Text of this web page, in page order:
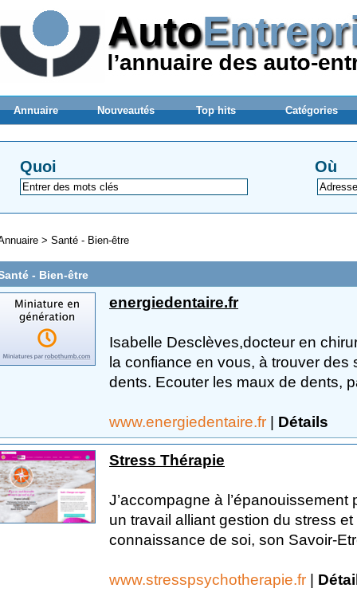
Annuaire Nouveautés Top hits Catégories
Quoi Où
> Santé - Bien-être
- Bien-être
energiedentaire.fr
Isabelle Desclèves,docteur en
la confiance en vous, à trouver
dents. Ecouter les maux de dents,
www.energiedentaire.fr | Détails
Stress Thérapie
J’accompagne à
un travail alliant gestion du stress
connaissance de soi, son Savoir-
www.stresspsychotherapie.fr |